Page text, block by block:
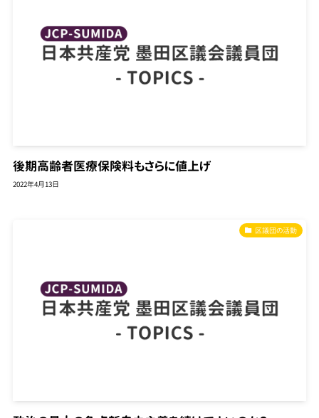
後期高齢者医療保険料もさらに値上げ
2022年4月13日
区議団の活動